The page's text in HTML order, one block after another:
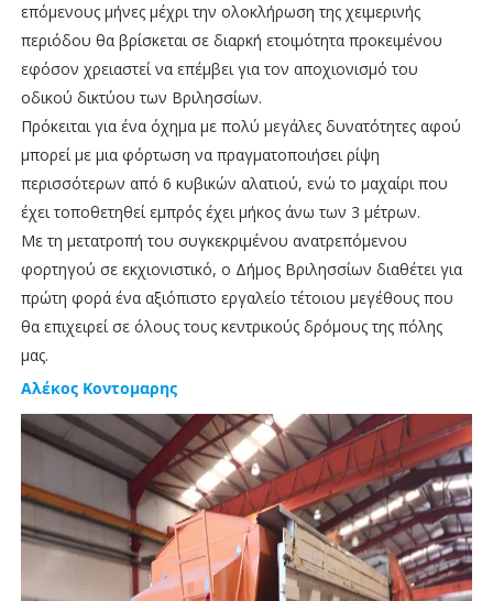
επόμενους μήνες μέχρι την ολοκλήρωση της χειμερινής
περιόδου θα βρίσκεται σε διαρκή ετοιμότητα προκειμένου
εφόσον χρειαστεί να επέμβει για τον αποχιονισμό του
οδικού δικτύου των Βριλησσίων.
Πρόκειται για ένα όχημα με πολύ μεγάλες δυνατότητες αφού
μπορεί με μια φόρτωση να πραγματοποιήσει ρίψη
περισσότερων από 6 κυβικών αλατιού, ενώ τo μαχαίρι που
έχει τοποθετηθεί εμπρός έχει μήκος άνω των 3 μέτρων.
Με τη μετατροπή του συγκεκριμένου ανατρεπόμενου
φορτηγού σε εκχιονιστικό, ο Δήμος Βριλησσίων διαθέτει για
πρώτη φορά ένα αξιόπιστο εργαλείο τέτοιου μεγέθους που
θα επιχειρεί σε όλους τους κεντρικούς δρόμους της πόλης
μας.
Αλέκος Κοντομαρης